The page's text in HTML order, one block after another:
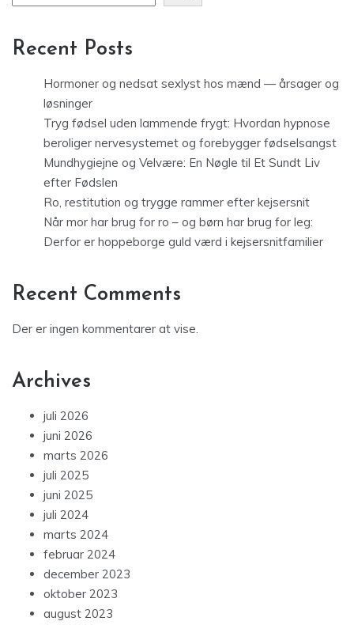
Recent Posts
Hormoner og nedsat sexlyst hos mænd — årsager og
løsninger
Tryg fødsel uden lammende frygt: Hvordan hypnose
beroliger nervesystemet og forebygger fødselsangst
Mundhygiejne og Velvære: En Nøgle til Et Sundt Liv
efter Fødslen
Ro, restitution og trygge rammer efter kejsersnit
Når mor har brug for ro – og børn har brug for leg:
Derfor er hoppeborge guld værd i kejsersnitfamilier
Recent Comments
Der er ingen kommentarer at vise.
Archives
juli 2026
juni 2026
marts 2026
juli 2025
juni 2025
juli 2024
marts 2024
februar 2024
december 2023
oktober 2023
august 2023